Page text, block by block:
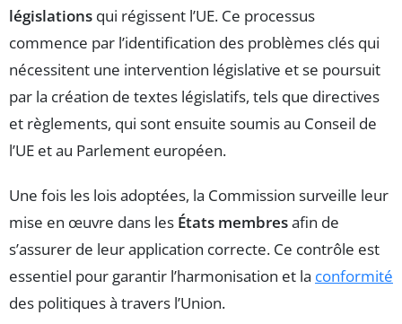
législations qui régissent l’UE. Ce processus
commence par l’identification des problèmes clés qui
nécessitent une intervention législative et se poursuit
par la création de textes législatifs, tels que directives
et règlements, qui sont ensuite soumis au Conseil de
l’UE et au Parlement européen.
Une fois les lois adoptées, la Commission surveille leur
mise en œuvre dans les États membresafin de
s’assurer de leur application correcte. Ce contrôle est
essentiel pour garantir l’harmonisation et la conformité
des politiques à travers l’Union.